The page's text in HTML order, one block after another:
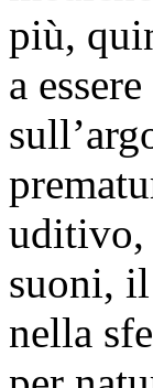
più,
a
uditivo,
suoni,
nella